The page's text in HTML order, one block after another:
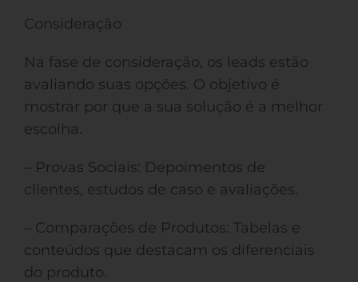
Consideração
Na fase de consideração, os leads estão
avaliando suas opções. O objetivo é
mostrar por que a sua solução é a melhor
escolha.
– Provas Sociais: Depoimentos de
clientes, estudos de caso e avaliações.
– Comparações de Produtos: Tabelas e
conteúdos que destacam os diferenciais
do produto.